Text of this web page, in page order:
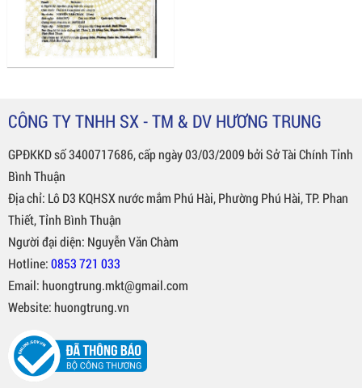
CÔNG TY TNHH SX - TM & DV HƯƠNG TRUNG
GPĐKKD số 3400717686, cấp ngày 03/03/2009 bởi Sở Tài Chính Tỉnh
Bình Thuận
Địa chỉ: Lô D3 KQHSX nước mắm Phú Hài, Phường Phú Hài, TP. Phan
Thiết, Tỉnh Bình Thuận
Người đại diện: Nguyễn Văn Chàm
Hotline:0853 721 033
Email: huongtrung.mkt@gmail.com
Website: huongtrung.vn